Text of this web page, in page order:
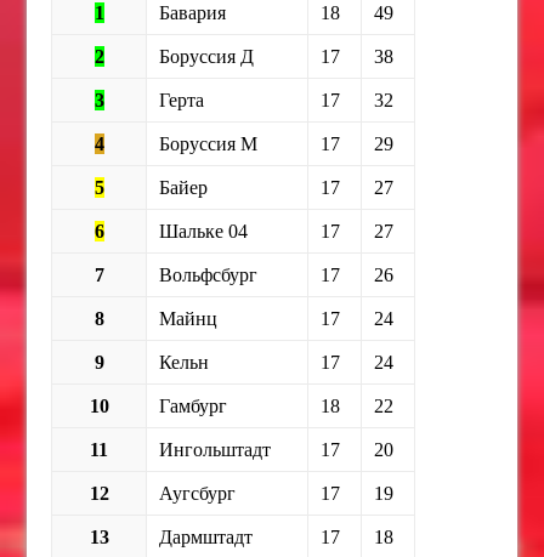
1 Бавария 18 49
2 Боруссия Д 17 38
3 Герта 17 32
4 Боруссия М 17 29
5 Байер 17 27
6 Шальке 04 17 27
7 Вольфсбург 17 26
8 Майнц 17 24
9 Кельн 17 24
10 Гамбург 18 22
11 Ингольштадт 17 20
12 Аугсбург 17 19
13 Дармштадт 17 18